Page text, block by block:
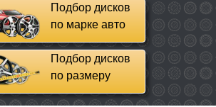
Подбор дисков
по марке авто
Подбор дисков
по размеру